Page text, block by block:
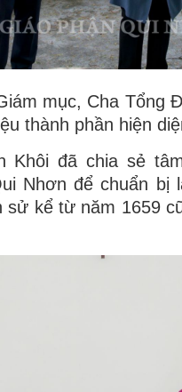
mục, Cha Tổng
thành phần hiện
Khôi đã chia sẻ
Nhơn để chuẩn
kể từ năm 1659